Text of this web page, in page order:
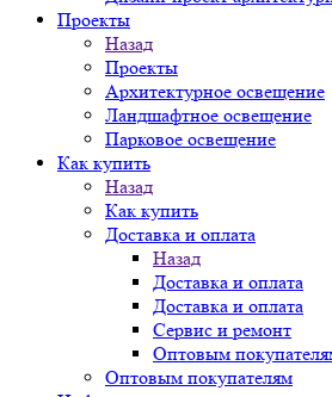
Проекты
Назад
Проекты
Архитектурное освещение
Ландшафтное освещение
Парковое освещение
Как купить
Назад
Как купить
Доставка и оплата
Назад
Доставка и оплата
Доставка и оплата
Сервис и ремонт
Оптовым
Оптовым покупателям